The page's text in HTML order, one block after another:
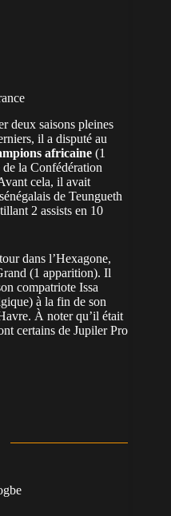
deux saisons pleines
il a disputé au
africaine (1
de la Confédération
cela, il avait
de Teungueth
2 assists en 10
dans l’Hexagone,
(1 apparition). Il
compatriote Issa
à la fin de son
À noter qu’il était
certains de Jupiler Pro